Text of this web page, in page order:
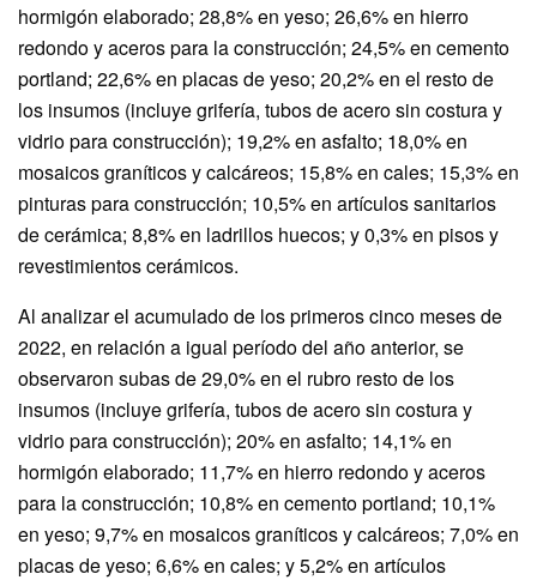
hormigón elaborado; 28,8% en yeso; 26,6% en hierro
redondo y aceros para la construcción; 24,5% en cemento
portland; 22,6% en placas de yeso; 20,2% en el resto de
los insumos (incluye grifería, tubos de acero sin costura y
vidrio para construcción); 19,2% en asfalto; 18,0% en
mosaicos graníticos y calcáreos; 15,8% en cales; 15,3% en
pinturas para construcción; 10,5% en artículos sanitarios
de cerámica; 8,8% en ladrillos huecos; y 0,3% en pisos y
revestimientos cerámicos.
Al analizar el acumulado de los primeros cinco meses de
2022, en relación a igual período del año anterior, se
observaron subas de 29,0% en el rubro resto de los
insumos (incluye grifería, tubos de acero sin costura y
vidrio para construcción); 20% en asfalto; 14,1% en
hormigón elaborado; 11,7% en hierro redondo y aceros
para la construcción; 10,8% en cemento portland; 10,1%
en yeso; 9,7% en mosaicos graníticos y calcáreos; 7,0% en
placas de yeso; 6,6% en cales; y 5,2% en artículos